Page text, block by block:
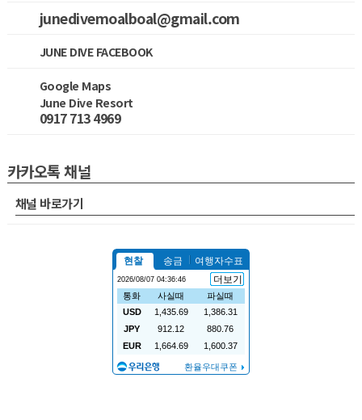
junedivemoalboal@gmail.com
JUNE DIVE FACEBOOK
Google Maps
June Dive Resort
0917 713 4969
카카오톡 채널
채널 바로가기